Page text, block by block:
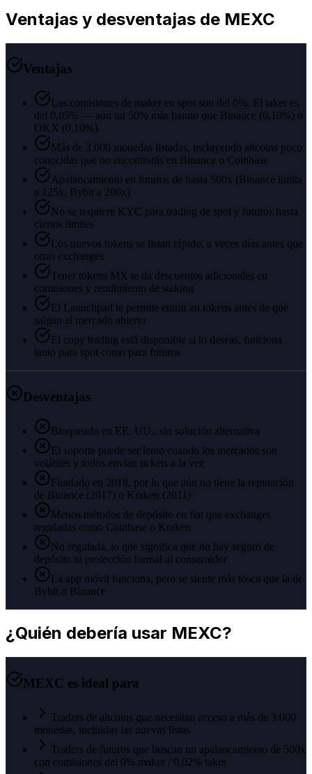
Ventajas y desventajas de MEXC
Ventajas
Las comisiones de maker en spot son del 0%. El taker es
del 0,05% — aún un 50% más barato que Binance (0,10%) o
OKX (0,10%).
Más de 3.000 monedas listadas, incluyendo altcoins poco
conocidas que no encontrarás en Binance o Coinbase
Apalancamiento en futuros de hasta 500x (Binance limita
a 125x, Bybit a 200x)
No se requiere KYC para trading de spot y futuros hasta
ciertos límites
Los nuevos tokens se listan rápido, a veces días antes que
otras exchanges
Tener tokens MX te da descuentos adicionales en
comisiones y rendimiento de staking
El Launchpad te permite entrar en tokens antes de que
salgan al mercado abierto
El copy trading está disponible si lo deseas, funciona
tanto para spot como para futuros
Desventajas
Bloqueado en EE. UU., sin solución alternativa
El soporte puede ser lento cuando los mercados son
volátiles y todos envían tickets a la vez
Fundado en 2018, por lo que aún no tiene la reputación
de Binance (2017) o Kraken (2011)
Menos métodos de depósito en fiat que exchanges
reguladas como Coinbase o Kraken
No regulada, lo que significa que no hay seguro de
depósito ni protección formal al consumidor
La app móvil funciona, pero se siente más tosca que la de
Bybit o Binance
¿Quién debería usar MEXC?
MEXC es ideal para
Traders de altcoins que necesitan acceso a más de 3.000
monedas, incluidas las nuevas listas
Traders de futuros que buscan un apalancamiento de 500x
con comisiones del 0% maker / 0,02% taker